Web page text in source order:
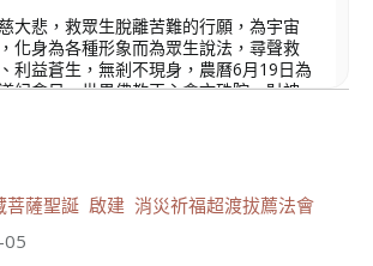
大悲，救眾生脫離苦難的行願，為宇宙
化身為各種形象而為眾生說法，尋聲救
利益蒼生，無剎不現身，農曆6月19日為
紀念日，世界佛教正心會文殊院、財神
薩聖誕 啟建 消災祈福超渡拔薦法會